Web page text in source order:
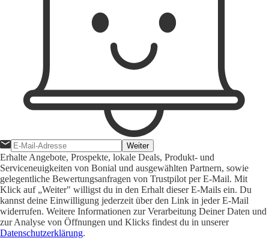
Weiter
Erhalte Angebote, Prospekte, lokale Deals, Produkt- und
Serviceneuigkeiten von Bonial und ausgewählten Partnern, sowie
gelegentliche Bewertungsanfragen von Trustpilot per E-Mail. Mit
Klick auf „Weiter" willigst du in den Erhalt dieser E-Mails ein. Du
kannst deine Einwilligung jederzeit über den Link in jeder E-Mail
widerrufen. Weitere Informationen zur Verarbeitung Deiner Daten und
zur Analyse von Öffnungen und Klicks findest du in unserer
Datenschutzerklärung.